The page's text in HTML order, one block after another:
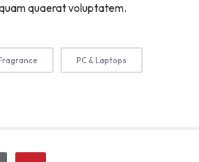
quaerat voluptatem.
Fragrance PC & Laptops